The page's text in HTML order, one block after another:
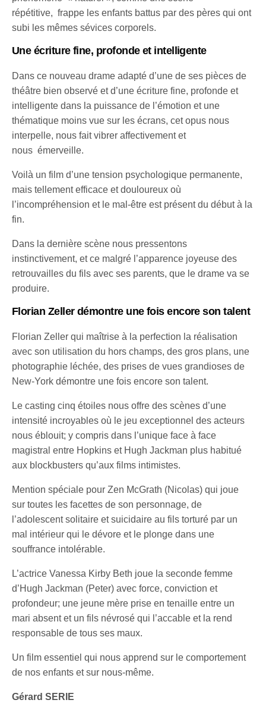
répétitive, frappe les enfants battus par des pères qui ont
subi les mêmes sévices corporels.
Une écriture fine, profonde et intelligente
Dans ce nouveau drame adapté d’une de ses pièces de
théâtre bien observé et d’une écriture fine, profonde et
intelligente dans la puissance de l’émotion et une
thématique moins vue sur les écrans, cet opus nous
interpelle, nous fait vibrer affectivement et
nous émerveille.
Voilà un film d’une tension psychologique permanente,
mais tellement efficace et douloureux où
l’incompréhension et le mal-être est présent du début à la
fin.
Dans la dernière scène nous pressentons
instinctivement, et ce malgré l’apparence joyeuse des
retrouvailles du fils avec ses parents, que le drame va se
produire.
Florian Zeller démontre une fois encore son talent
Florian Zeller qui maîtrise à la perfection la réalisation
avec son utilisation du hors champs, des gros plans, une
photographie léchée, des prises de vues grandioses de
New-York démontre une fois encore son talent.
Le casting cinq étoiles nous offre des scènes d’une
intensité incroyables où le jeu exceptionnel des acteurs
nous éblouit; y compris dans l’unique face à face
magistral entre Hopkins et Hugh Jackman plus habitué
aux blockbusters qu’aux films intimistes.
Mention spéciale pour Zen McGrath (Nicolas) qui joue
sur toutes les facettes de son personnage, de
l’adolescent solitaire et suicidaire au fils torturé par un
mal intérieur qui le dévore et le plonge dans une
souffrance intolérable.
L’actrice Vanessa Kirby Beth joue la seconde femme
d’Hugh Jackman (Peter) avec force, conviction et
profondeur; une jeune mère prise en tenaille entre un
mari absent et un fils névrosé qui l’accable et la rend
responsable de tous ses maux.
Un film essentiel qui nous apprend sur le comportement
de nos enfants et sur nous-même.
Gérard SERIE